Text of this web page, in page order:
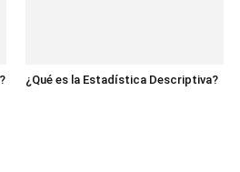
¿Qué es la Estadística Descriptiva?